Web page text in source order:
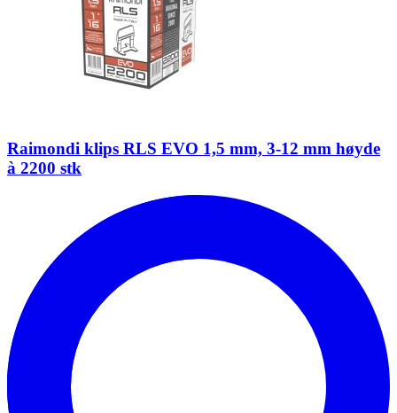
Raimondi klips RLS EVO 1,5 mm, 3-12 mm høyde
à 2200 stk